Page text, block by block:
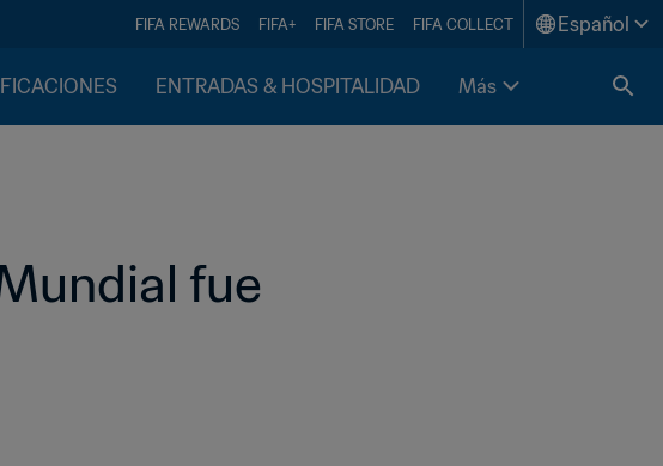
FIFA REWARDS FIFA+ FIFA STORE FIFA COLLECT Español
ENTRADAS & HOSPITALIDAD Más
fue